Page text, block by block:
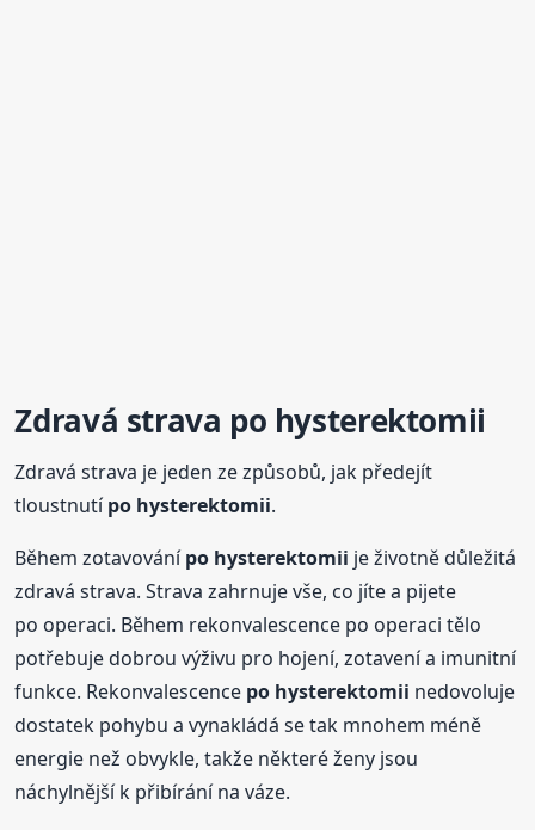
Zdravá strava po hysterektomii
Zdravá strava je jeden ze způsobů, jak předejít
tloustnutípo hysterektomii.
Během zotavovánípo hysterektomii je životně důležitá
zdravá strava. Strava zahrnuje vše, co jíte a pijete
po operaci. Během rekonvalescence po operaci tělo
potřebuje dobrou výživu pro hojení, zotavení a imunitní
funkce. Rekonvalescence po hysterektomii nedovoluje
dostatek pohybu a vynakládá se tak mnohem méně
energie než obvykle, takže některé ženy jsou
náchylnější k přibírání na váze.